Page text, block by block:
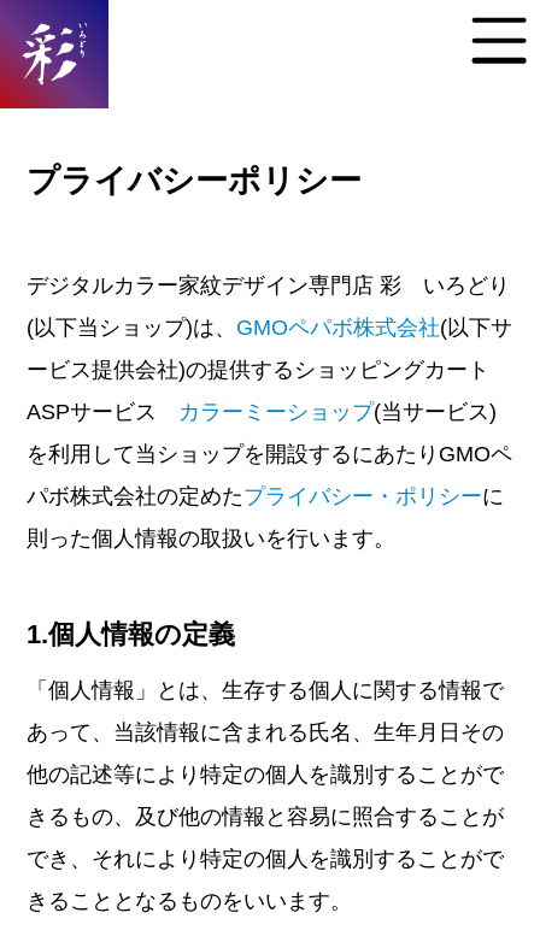
プライバシーポリシー
デジタルカラー家紋デザイン専門店 彩 いろどり
(以下当ショップ)は、 GMOペパボ株式会社(以下サ
ービス提供会社)の提供するショッピングカート
ASPサービス カラーミーショップ(当サービス)
を利用して当ショップを開設するにあたりGMOペ
パボ株式会社の定めたプライバシー・ポリシーに
則った個人情報の取扱いを行います。
1.個人情報の定義
「個人情報」とは、生存する個人に関する情報で
あって、当該情報に含まれる氏名、生年月日その
他の記述等により特定の個人を識別することがで
きるもの、及び他の情報と容易に照合することが
でき、それにより特定の個人を識別することがで
きることとなるものをいいます。